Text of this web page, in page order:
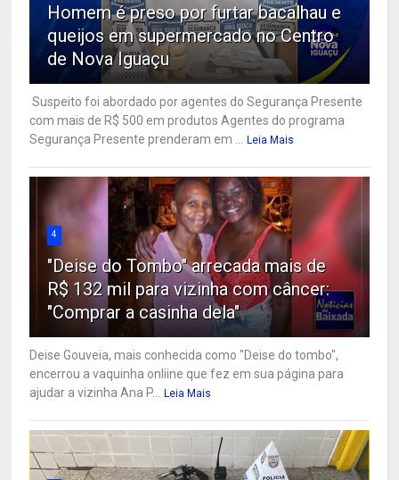
Homem é preso por furtar bacalhau e
queijos em supermercado no Centro
de Nova Iguaçu
Suspeito foi abordado por agentes do Segurança Presente
com mais de R$ 500 em produtos Agentes do programa
Segurança Presente prenderam em ...
Leia Mais
4
"Deise do Tombo" arrecada mais de
R$ 132 mil para vizinha com câncer:
"Comprar a casinha dela"
Deise Gouveia, mais conhecida como "Deise do tombo",
encerrou a vaquinha onliine que fez em sua página para
ajudar a vizinha Ana P...
Leia Mais